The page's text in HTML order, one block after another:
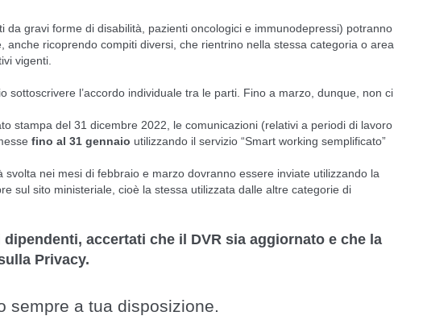
da gravi forme di disabilità, pazienti oncologici e immunodepressi) potranno
ricoprendo compiti diversi, che rientrino nella stessa categoria o area
vigenti.
sottoscrivere l’accordo individuale tra le parti. Fino a marzo, dunque, non ci
stampa del 31 dicembre 2022, le comunicazioni (relativi a periodi di lavoro
fino al 31 gennaio utilizzando il servizio “Smart working semplificato”
svolta nei mesi di febbraio e marzo dovranno essere inviate utilizzando la
sul sito ministeriale, cioè la stessa utilizzata dalle altre categorie di
accertati che il DVR sia aggiornato e che la
Privacy.
sempre a tua disposizione.